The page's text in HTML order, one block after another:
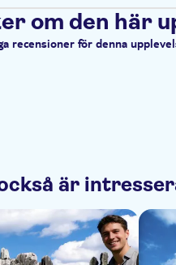
om den här
recensioner för denna
är